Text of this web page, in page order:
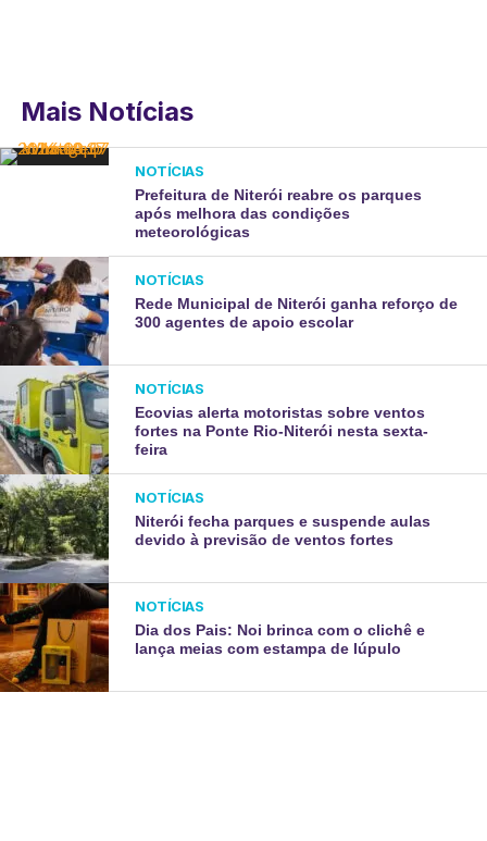
Mais Notícias
NOTÍCIAS
Prefeitura de Niterói reabre os parques
após melhora das condições
meteorológicas
NOTÍCIAS
Rede Municipal de Niterói ganha reforço de
300 agentes de apoio escolar
NOTÍCIAS
Ecovias alerta motoristas sobre ventos
fortes na Ponte Rio-Niterói nesta sexta-
feira
NOTÍCIAS
Niterói fecha parques e suspende aulas
devido à previsão de ventos fortes
NOTÍCIAS
Dia dos Pais: Noi brinca com o clichê e
lança meias com estampa de lúpulo